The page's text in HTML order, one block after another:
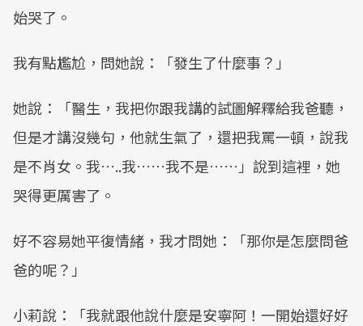
始哭了。
我有點尷尬，問她說：「發生了什麼事？」
她說：「醫生，我把你跟我講的試圖解釋給我爸聽，
但是才講沒幾句，他就生氣了，還把我罵一頓，說我
是不肖女。我…..我……我不是……」說到這裡，她
哭得更厲害了。
好不容易她平復情緒，我才問她：「那你是怎麼問爸
爸的呢？」
小莉說：「我就跟他說什麼是安寧阿！一開始還好好